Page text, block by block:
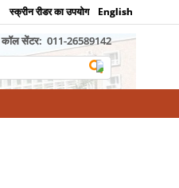
स्क्रीन रीडर का उपयोग English
कॉल सेंटर: 011-26589142